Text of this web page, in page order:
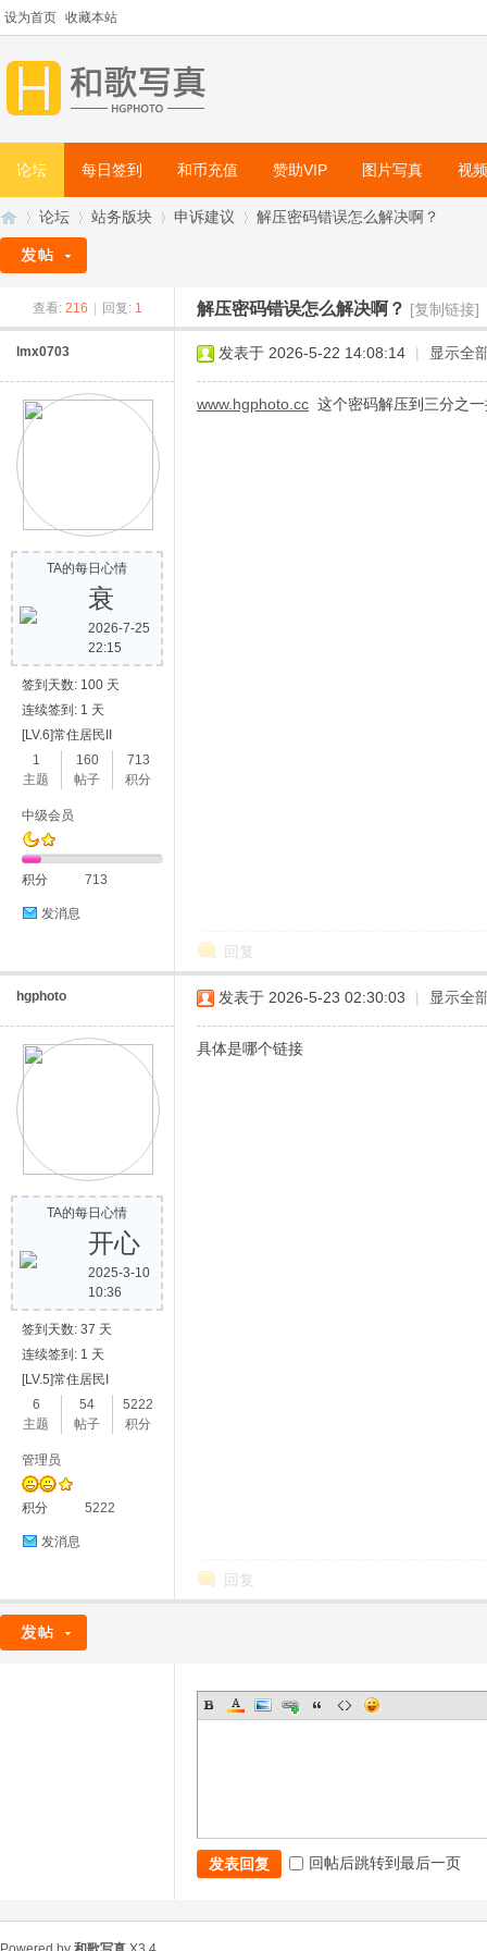
设为首页 收藏本站
论坛 每日签到 和币充值 赞助VIP 图片写真 视
论坛
›
站务版块 申诉建议
›
解压密码错误怎么解决啊？
查看: 216 回复: 1 解压密码错误怎么解决啊？ [复制链接]
lmx0703
TA的每日心情
衰
2026-7-25
22:15
签到天数: 100 天
连续签到: 1 天
[LV.6]常住居民II
1
主题
160
帖子
713
积分
中级会员
积分 713
发消息
发表于 2026-5-22 14:08:14 | 显示全
www.hgphoto.cc 这个密码解压到三分之
回复
hgphoto
TA的每日心情
开心
2025-3-10
10:36
签到天数: 37 天
连续签到: 1 天
[LV.5]常住居民I
6
主题
54
帖子
5222
积分
管理员
积分 5222
发消息
发表于 2026-5-23 02:30:03 | 显示全
具体是哪个链接
回复
发表回复 回帖后跳转到最后一页